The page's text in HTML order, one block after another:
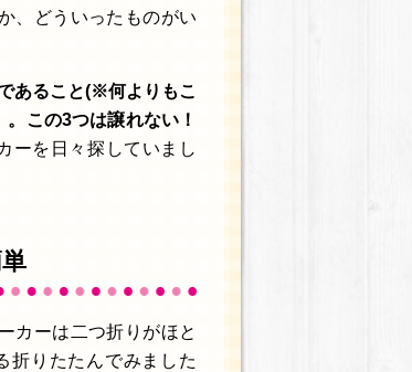
、どういったものがい
あること(※何よりもこ
この3つは譲れない！
ーを日々探していまし
カーは二つ折りがほと
りたたんでみました